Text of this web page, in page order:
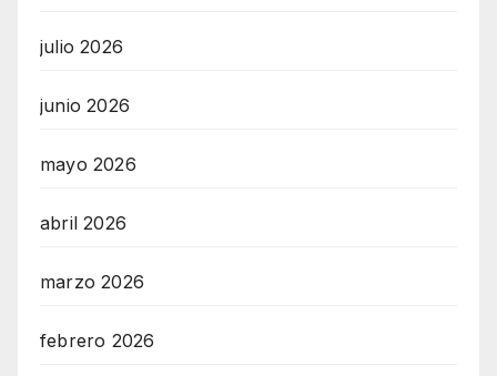
julio 2026
junio 2026
mayo 2026
abril 2026
marzo 2026
febrero 2026